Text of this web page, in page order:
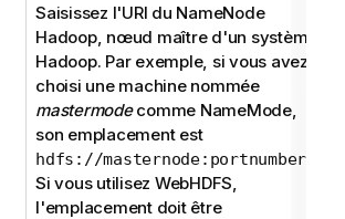
Saisissez l'URI du NameNode
Hadoop, nœud maître d'un système
Hadoop. Par exemple, si vous avez
choisi une machine nommée
mastermodecomme NameMode,
son emplacement est
hdfs://masternode:portnumber
Si vous utilisez WebHDFS,
l'emplacement doit être